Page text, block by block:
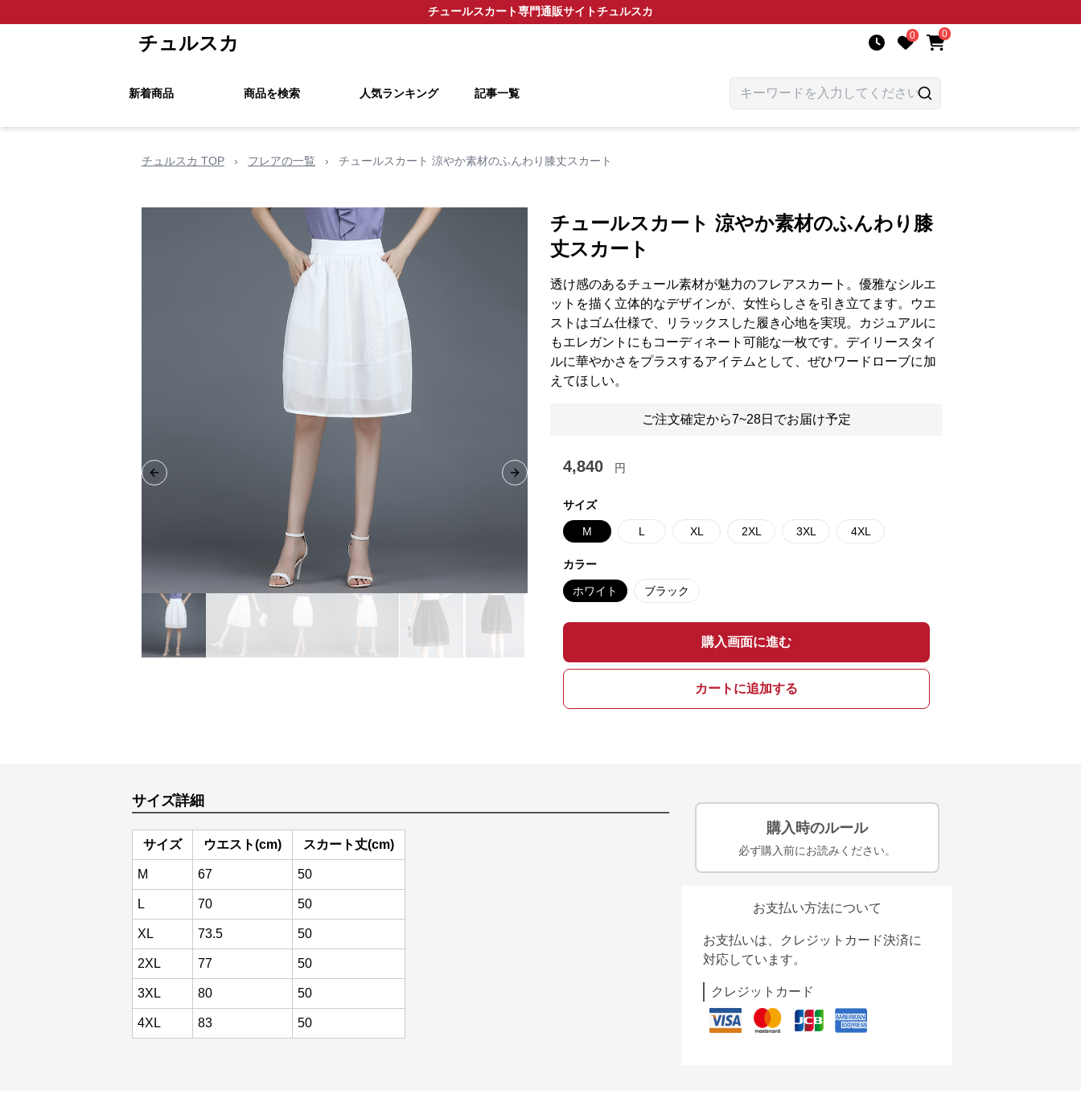
チュールスカート専門通販サイトチュルスカ
チュルスカ 0 0
新着商品 商品を検索 人気ランキング 記事一覧
チュルスカ TOP › フレアの一覧 › チュールスカート 涼やか素材のふんわり膝丈スカート
Previous slide Next slide
チュールスカート 涼やか素材のふんわり膝
丈スカート
透け感のあるチュール素材が魅力のフレアスカート。優雅なシルエ
ットを描く立体的なデザインが、女性らしさを引き立てます。ウエ
ストはゴム仕様で、リラックスした履き心地を実現。カジュアルに
もエレガントにもコーディネート可能な一枚です。デイリースタイ
ルに華やかさをプラスするアイテムとして、ぜひワードローブに加
えてほしい。
ご注文確定から7~28日でお届け予定
4,840 円
サイズ
M L XL 2XL 3XL 4XL
カラー
ホワイト ブラック
購入画面に進む
カートに追加する
サイズ詳細
サイズ ウエスト(cm) スカート丈(cm)
M 67 50
L 70 50
XL 73.5 50
2XL 77 50
3XL 80 50
4XL 83 50
購入時のルール
必ず購入前にお読みください。
お支払い方法について
お支払いは、クレジットカード決済に
対応しています。
クレジットカード